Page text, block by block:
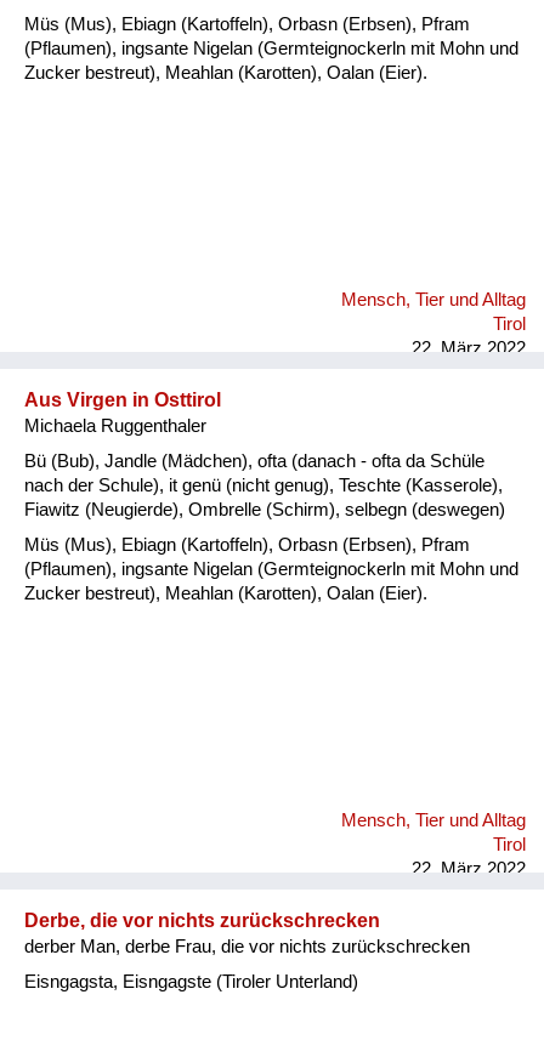
Müs (Mus), Ebiagn (Kartoffeln), Orbasn (Erbsen), Pfram
(Pflaumen), ingsante Nigelan (Germteignockerln mit Mohn und
Zucker bestreut), Meahlan (Karotten), Oalan (Eier).
Mensch, Tier und Alltag
Tirol
22. März 2022
Aus Virgen in Osttirol
Michaela Ruggenthaler
Bü (Bub), Jandle (Mädchen), ofta (danach - ofta da Schüle
nach der Schule), it genü (nicht genug), Teschte (Kasserole),
Fiawitz (Neugierde), Ombrelle (Schirm), selbegn (deswegen)
Müs (Mus), Ebiagn (Kartoffeln), Orbasn (Erbsen), Pfram
(Pflaumen), ingsante Nigelan (Germteignockerln mit Mohn und
Zucker bestreut), Meahlan (Karotten), Oalan (Eier).
Mensch, Tier und Alltag
Tirol
22. März 2022
Derbe, die vor nichts zurückschrecken
derber Man, derbe Frau, die vor nichts zurückschrecken
Eisngagsta, Eisngagste (Tiroler Unterland)